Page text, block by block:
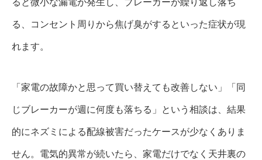
ると微小な漏電が発生し、ブレーカーが繰り返し落ち
る、コンセント周りから焦げ臭がするといった症状が現
れます。
「家電の故障かと思って買い替えても改善しない」「同
じブレーカーが週に何度も落ちる」という相談は、結果
的にネズミによる配線被害だったケースが少なくありま
せん。電気的異常が続いたら、家電だけでなく天井裏の